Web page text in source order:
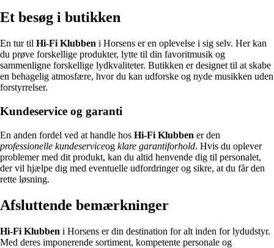
Et besøg i butikken
En tur til Hi-Fi Klubben i Horsens er en oplevelse i sig selv. Her kan
du prøve forskellige produkter, lytte til din favoritmusik og
sammenligne forskellige lydkvaliteter. Butikken er designet til at skabe
en behagelig atmosfære, hvor du kan udforske og nyde musikken uden
forstyrrelser.
Kundeservice og garanti
En anden fordel ved at handle hos Hi-Fi Klubben er den
professionelle kundeserviceog klare garantiforhold. Hvis du oplever
problemer med dit produkt, kan du altid henvende dig til personalet,
der vil hjælpe dig med eventuelle udfordringer og sikre, at du får den
rette løsning.
Afsluttende bemærkninger
Hi-Fi Klubben i Horsens er din destination for alt inden for lydudstyr.
Med deres imponerende sortiment, kompetente personale og